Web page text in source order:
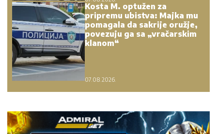
Kosta M. optužen za
pripremu ubistva: Majka mu
pomagala da sakrije oružje,
povezuju ga sa „vračarskim
klanom“
07.08.2026.